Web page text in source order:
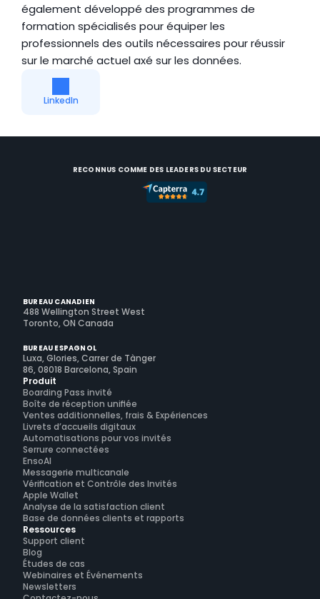
également développé des programmes de
formation spécialisés pour équiper les
professionnels des outils nécessaires pour réussir
sur le marché actuel axé sur les données.
LinkedIn
RECONNUS COMME DES LEADERS DU SECTEUR
BUREAU CANADIEN
488 Wellington Street West
Toronto, ON Canada
BUREAU ESPAGNOL
Luxa, Glories, Carrer de Tànger
86, 08018 Barcelona, Spain
Produit
Boarding Pass invité
Boîte de réception unifiée
Ventes additionnelles, frais & Expériences
Livrets d’accueils digitaux
Automatisations pour vos invités
Serrure connectées
EnsoAI
Messagerie multicanale
Vérification et Contrôle des Invités
Apple Wallet
Analyse de la satisfaction client
Base de données clients et rapports
Ressources
Support client
Blog
Études de cas
Webinaires et Événements
Newsletters